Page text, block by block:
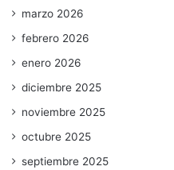
marzo 2026
febrero 2026
enero 2026
diciembre 2025
noviembre 2025
octubre 2025
septiembre 2025